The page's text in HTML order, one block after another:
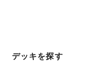
デッキを探す